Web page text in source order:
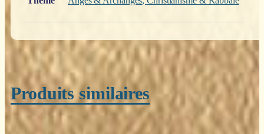
Produits similaires